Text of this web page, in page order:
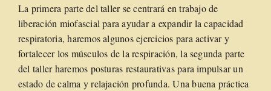
La primera parte del taller se centrará en trabajo de
liberación miofascial para ayudar a expandir la capacidad
respiratoria, haremos algunos ejercicios para activar y
fortalecer los músculos de la respiración, la segunda parte
del taller haremos posturas restaurativas para impulsar un
estado de calma y relajación profunda. Una buena práctica